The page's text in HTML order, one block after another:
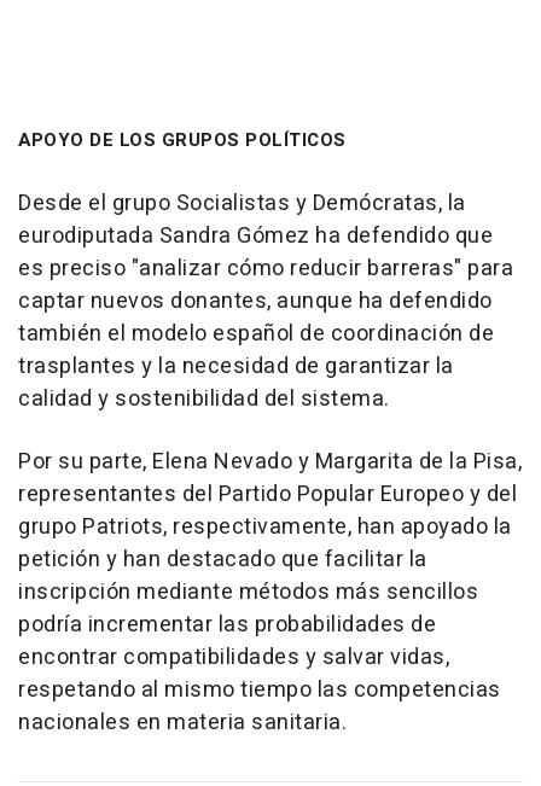
APOYO DE LOS GRUPOS POLÍTICOS
Desde el grupo Socialistas y Demócratas, la
eurodiputada Sandra Gómez ha defendido que
es preciso "analizar cómo reducir barreras" para
captar nuevos donantes, aunque ha defendido
también el modelo español de coordinación de
trasplantes y la necesidad de garantizar la
calidad y sostenibilidad del sistema.
Por su parte, Elena Nevado y Margarita de la Pisa,
representantes del Partido Popular Europeo y del
grupo Patriots, respectivamente, han apoyado la
petición y han destacado que facilitar la
inscripción mediante métodos más sencillos
podría incrementar las probabilidades de
encontrar compatibilidades y salvar vidas,
respetando al mismo tiempo las competencias
nacionales en materia sanitaria.